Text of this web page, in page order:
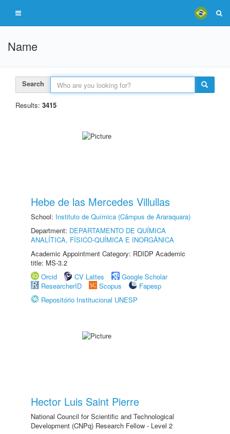
Name
Search
Results: 3415
Hebe de las Mercedes Villullas
School: Instituto de Química (Câmpus de Araraquara)
Department: DEPARTAMENTO DE QUÍMICA
ANALÍTICA, FÍSICO-QUÍMICA E INORGÂNICA
Academic Appointment Category: RDIDP Academic
title: MS-3.2
Orcid
CV Lattes
Google Scholar
ResearcherID
Scopus
Fapesp
Repositório Institucional UNESP
Hector Luis Saint Pierre
National Council for Scientific and Technological
Development (CNPq) Research Fellow - Level 2